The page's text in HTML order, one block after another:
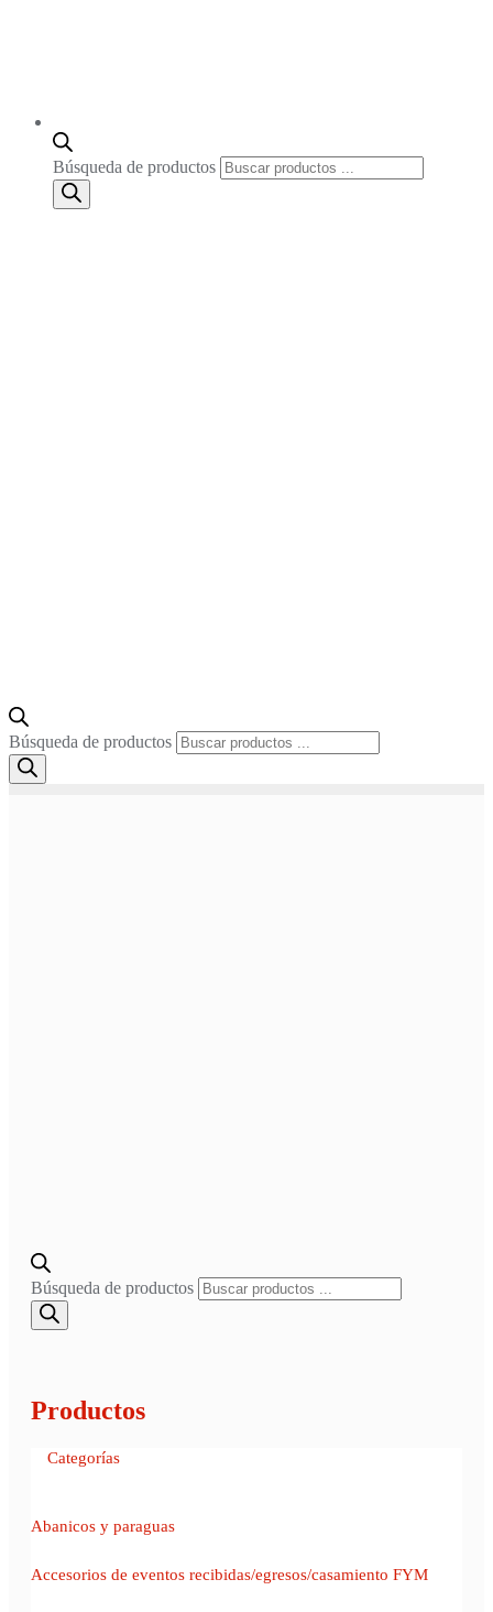
Búsqueda de productos
Búsqueda de productos
Búsqueda de productos
Productos
Categorías
Abanicos y paraguas
Accesorios de eventos recibidas/egresos/casamiento FYM